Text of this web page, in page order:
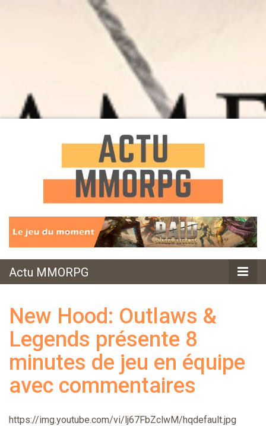
Actu
MMORPG
Actu MMORPG
New Hood: Outlaws &
Legends présente 8
minutes de jeu en équipe
avec commentaires
https://img.youtube.com/vi/lj67FbZclwM/hqdefault.jpg